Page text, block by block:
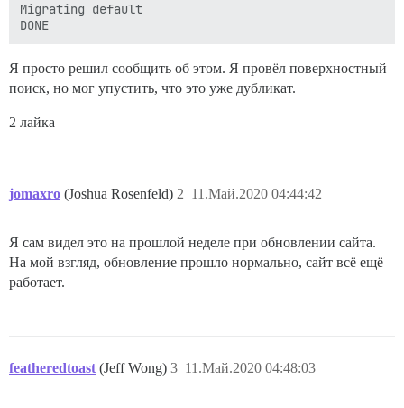
Migrating default
Я просто решил сообщить об этом. Я провёл поверхностный
поиск, но мог упустить, что это уже дубликат.
2 лайка
jomaxro (Joshua Rosenfeld) 11.Май.2020 04:44:42
2
Я сам видел это на прошлой неделе при обновлении сайта.
На мой взгляд, обновление прошло нормально, сайт всё ещё
работает.
featheredtoast (Jeff Wong) 11.Май.2020 04:48:03
3